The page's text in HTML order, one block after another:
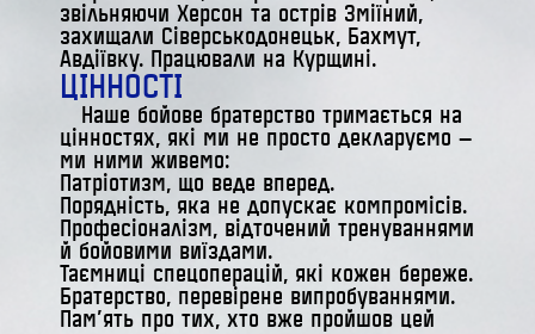
звільняючи Херсон та острів Зміїний,
захищали Сіверськодонецьк, Бахмут,
Авдіївку. Працювали на Курщині.
ЦІННОСТІ
Наше бойове братерство тримається на
цінностях, які ми не просто декларуємо —
ми ними живемо:
Патріотизм, що веде вперед.
Порядність, яка не допускає компромісів.
Професіоналізм, відточений тренуваннями
й бойовими виїздами.
Таємниці спецоперацій, які кожен береже.
Братерство, перевірене випробуваннями.
Пам’ять про тих, хто вже пройшов цей